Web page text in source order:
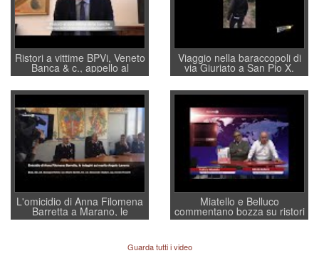
Ristori a vittime BPVi, Veneto
Banca & c., appello al
sottosegretario Alessio
Villarosa: per mettere ordine
convochi con Di Maio CNCU
a supporto della cabina di
regia al Mef
Viaggio nella baraccopoli di
via Giuriato a San Pio X.
Vicenza ai Vicentini: “faremo
un regalo di Natale ai
residenti”
L'omicidio di Anna Filomena
Barretta a Marano, le
indagini dei carabinieri di
quelle di... Barbara D'Urso
Miatello e Belluco
commentano bozza su ristori
BPVi e Veneto Banca
Guarda tutti i video